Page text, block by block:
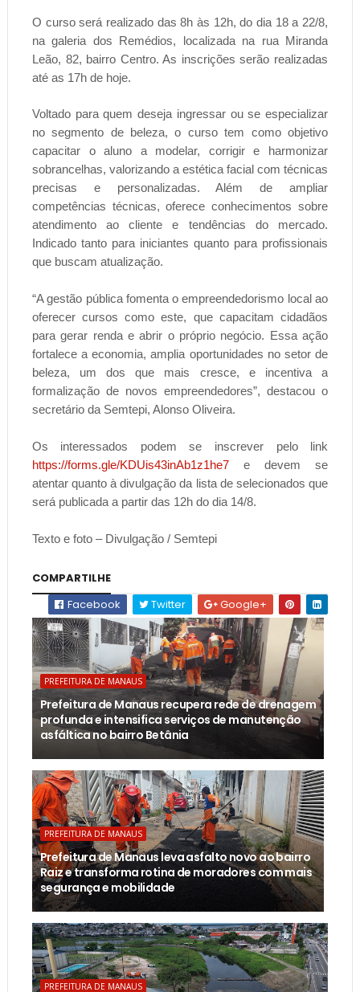
O curso será realizado das 8h às 12h, do dia 18 a 22/8,
na galeria dos Remédios, localizada na rua Miranda
Leão, 82, bairro Centro. As inscrições serão realizadas
até as 17h de hoje.
Voltado para quem deseja ingressar ou se especializar
no segmento de beleza, o curso tem como objetivo
capacitar o aluno a modelar, corrigir e harmonizar
sobrancelhas, valorizando a estética facial com técnicas
precisas e personalizadas. Além de ampliar
competências técnicas, oferece conhecimentos sobre
atendimento ao cliente e tendências do mercado.
Indicado tanto para iniciantes quanto para profissionais
que buscam atualização.
“A gestão pública fomenta o empreendedorismo local ao
oferecer cursos como este, que capacitam cidadãos
para gerar renda e abrir o próprio negócio. Essa ação
fortalece a economia, amplia oportunidades no setor de
beleza, um dos que mais cresce, e incentiva a
formalização de novos empreendedores”, destacou o
secretário da Semtepi, Alonso Oliveira.
Os interessados podem se inscrever pelo link
https://forms.gle/KDUis43inAb1z1he7e devem se
atentar quanto à divulgação da lista de selecionados que
será publicada a partir das 12h do dia 14/8.
Texto e foto – Divulgação / Semtepi
COMPARTILHE
Facebook
Twitter Google+
PREFEITURA DE MANAUS
Prefeitura de Manaus recupera rede de drenagem
profunda e intensifica serviços de manutenção
asfáltica no bairro Betânia
PREFEITURA DE MANAUS
Prefeitura de Manaus leva asfalto novo ao bairro
Raiz e transforma rotina de moradores com mais
segurança e mobilidade
PREFEITURA DE MANAUS